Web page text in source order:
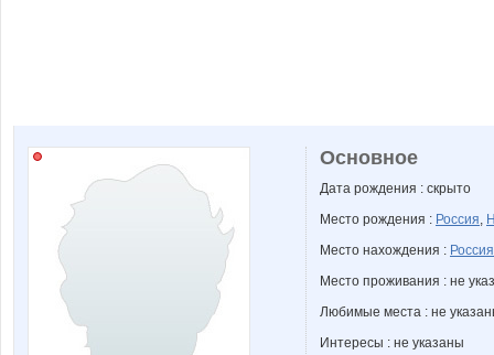
Основное
Дата рождения : скрыто
Место рождения : Россия,
Место нахождения : Россия
Место проживания : не
Любимые места : не
Интересы : не указаны